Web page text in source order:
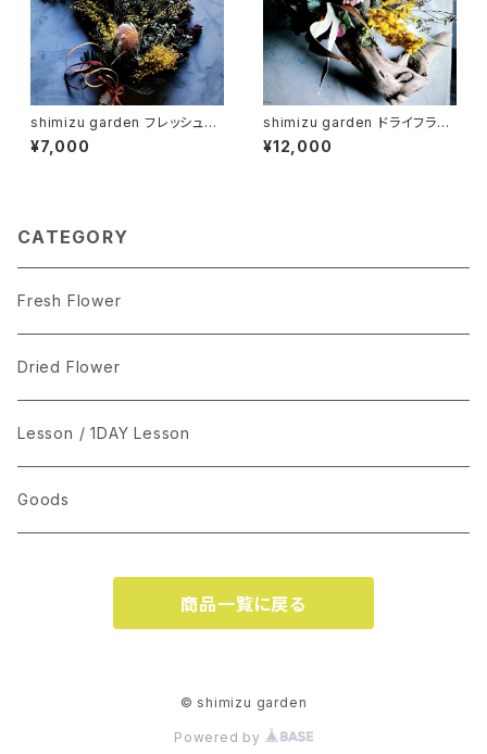
shimizu garden フレッシュフ
ラワースワッグ
¥7,000
shimizu garden ドライフラワ
ー流木オブジェ
¥12,000
CATEGORY
Fresh Flower
Dried Flower
Lesson / 1DAY Lesson
Goods
商品一覧に戻る
© shimizu garden
Powered by